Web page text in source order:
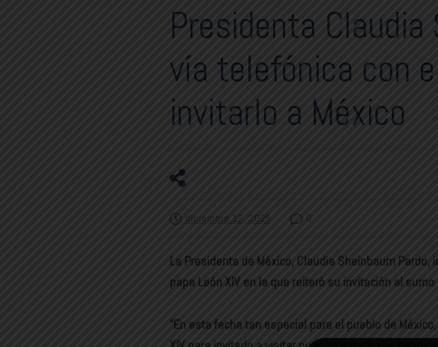
Presidenta Claudia
vía telefónica con
invitarlo a México
diciembre 12, 2025 0
La Presidenta de México, Claudia Sheinbaum
papa León XIV en la que reiteró su invitación al
“En esta fecha tan especial para el pueblo de